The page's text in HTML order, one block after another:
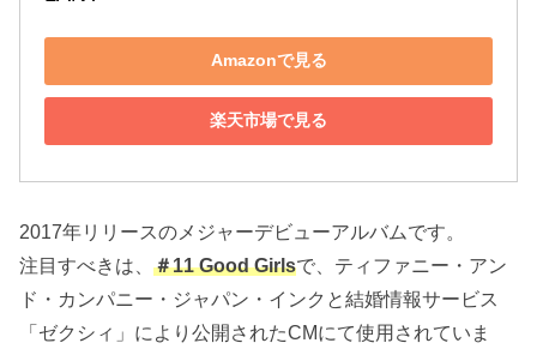
Amazonで見る
楽天市場で見る
2017年リリースのメジャーデビューアルバムです。
注目すべきは、 ＃11 Good Girlsで、ティファニー・アン
ド・カンパニー・ジャパン・インクと結婚情報サービス
「ゼクシィ」により公開されたCMにて使用されていま